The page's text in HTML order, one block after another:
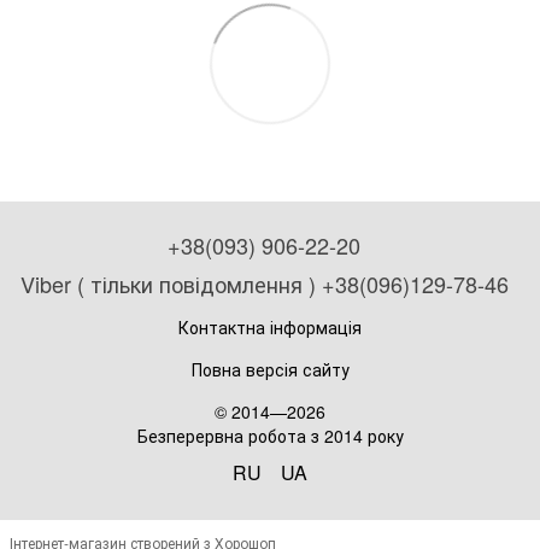
+38(093) 906-22-20
Viber ( тільки повідомлення ) +38(096)129-78-46
Контактна інформація
Повна версія сайту
© 2014—2026
Безперервна робота з 2014 року
RU UA
Інтернет-магазин створений з Хорошоп